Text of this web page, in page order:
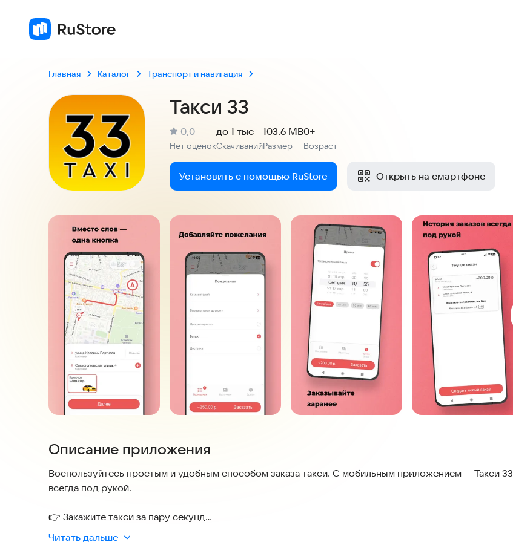
Главная Каталог Транспорт и навигация
Такси 33
Рейтинг:
0,0
Нет оценокСкачиваний
до 1 тыс
Размер
103.6 MB
Возраст
0+
Установить с помощью RuStore Открыть на смартфоне
Скриншоты
Описание приложения
Воспользуйтесь простым и удобным способом заказа такси. С мобильным приложением — Такси 33
всегда под рукой.
👉 Закажите такси за пару секунд
Читать дальше